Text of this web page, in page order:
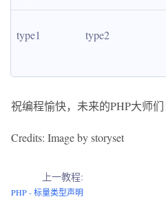
type1 type2
祝编程愉快，未来的PHP大师们
Credits: Image by storyset
上一教程:
PHP - 标量类型声明